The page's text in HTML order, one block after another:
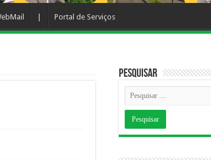
Portal de Serviços
Pesquisar